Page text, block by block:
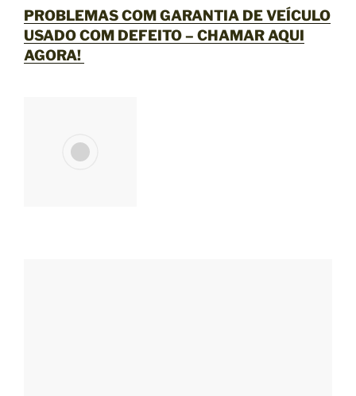
PROBLEMAS COM GARANTIA DE VEÍCULO
USADO COM DEFEITO – CHAMAR AQUI
AGORA!